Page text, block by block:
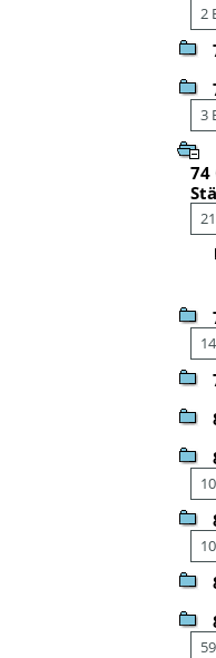
2
3
74